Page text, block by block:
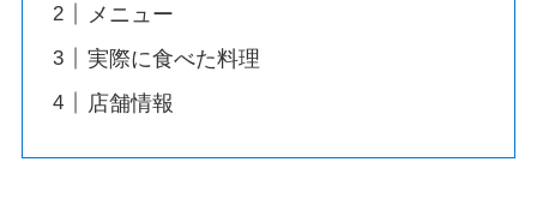
メニュー
実際に食べた料理
店舗情報